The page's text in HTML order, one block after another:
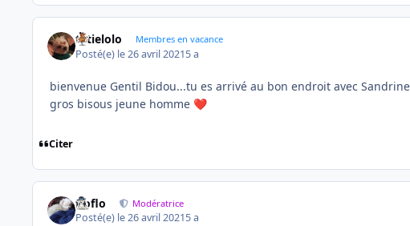
tatielolo Membres en vacance
Posté(e) le 26 avril 20215 a
bienvenue Gentil Bidou...tu es arrivé au bon endroit avec
gros bisous jeune homme ❤️
Citer
floflo Modératrice
Posté(e) le 26 avril 20215 a